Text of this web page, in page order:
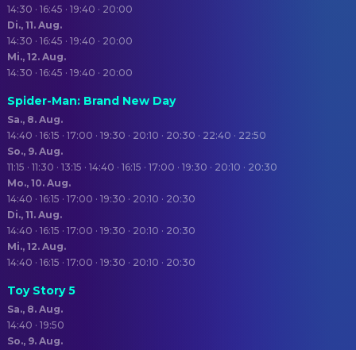
14:30 · 16:45 · 19:40 · 20:00
Di., 11. Aug.
14:30 · 16:45 · 19:40 · 20:00
Mi., 12. Aug.
14:30 · 16:45 · 19:40 · 20:00
Spider-Man: Brand New Day
Sa., 8. Aug.
14:40 · 16:15 · 17:00 · 19:30 · 20:10 · 20:30 · 22:40 · 22:50
So., 9. Aug.
11:15 · 11:30 · 13:15 · 14:40 · 16:15 · 17:00 · 19:30 · 20:10 · 20:30
Mo., 10. Aug.
14:40 · 16:15 · 17:00 · 19:30 · 20:10 · 20:30
Di., 11. Aug.
14:40 · 16:15 · 17:00 · 19:30 · 20:10 · 20:30
Mi., 12. Aug.
14:40 · 16:15 · 17:00 · 19:30 · 20:10 · 20:30
Toy Story 5
Sa., 8. Aug.
14:40 · 19:50
So., 9. Aug.